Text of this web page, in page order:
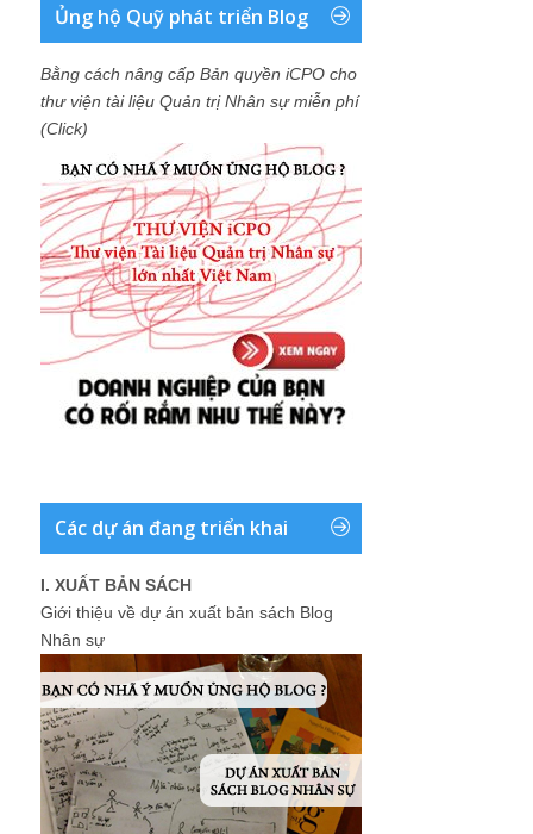
Ủng hộ Quỹ phát triển Blog
Bằng cách nâng cấp Bản quyền iCPO cho
thư viện tài liệu Quản trị Nhân sự miễn phí
(Click)
Các dự án đang triển khai
I. XUẤT BẢN SÁCH
Giới thiệu về dự án xuất bản sách Blog
Nhân sự